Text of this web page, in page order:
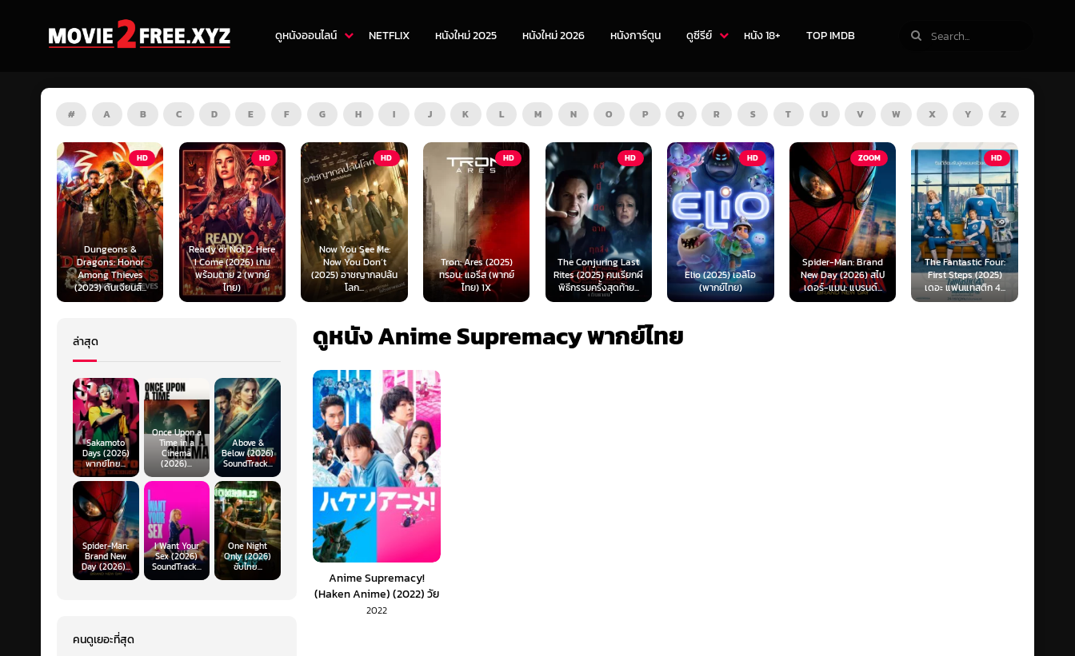
ดูหนังออนไลน์ NETFLIX หนังใหม่ 2025 หนังใหม่ 2026 หนังการ์ตูน ดูซีรีย์ หนัง 18+ TOP IMDB
# A B C D E F G H I J K L M N O P Q R S T U V W X Y Z
HD
Ready or Not 2: Here
I Come (2026) เกม
พร้อมตาย 2 (พากย์
ไทย)
HD
Now You See Me:
Now You Don’t
(2025) อาชญากลปล้น
โลก...
HD
Tron: Ares (2025)
ทรอน: แอรีส (พากย์
ไทย) 1X
HD
The Conjuring Last
Rites (2025) คนเรียกผี
พิธีกรรมครั้งสุดท้าย...
HD
Elio (2025) เอลิโอ
(พากย์ไทย)
ZOOM
Spider-Man: Brand
New Day (2026) สไป
เดอร์-แมน: แบรนด์...
HD
The Fantastic Four:
First Steps (2025)
เดอะ แฟนแทสติก 4...
HD
Kraken (2025) คราเคน
เลื้อยสยอง 20,000
โยชน์...
ดูหนัง Anime Supremacy พากย์ไทย
Anime Supremacy!
(Haken Anime) (2022) วัย
ชน คนเมะ! (พากย์ไทย)
2022
ล่าสุด
Sakamoto
Days (2026)
พากย์ไทย...
Once Upon a
Time in a
Cinema
(2026)...
Above &
Below (2026)
SoundTrack...
Spider-Man:
Brand New
Day (2026)...
I Want Your
Sex (2026)
SoundTrack...
One Night
Only (2026)
ซับไทย...
คนดูเยอะที่สุด